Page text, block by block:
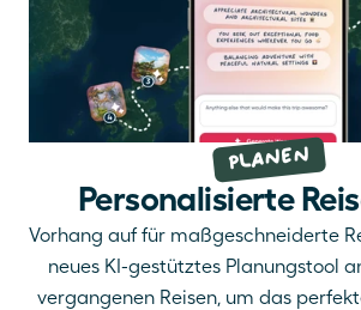
Planen
Personalisierte
Vorhang auf für maßgeschneiderte
neues KI-gestütztes Planungstool
vergangenen Reisen, um das